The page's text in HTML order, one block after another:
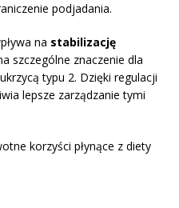
podjadania.
na stabilizację
szczególne znaczenie dla
typu 2. Dzięki regulacji
lepsze zarządzanie tymi
korzyści płynące z diety